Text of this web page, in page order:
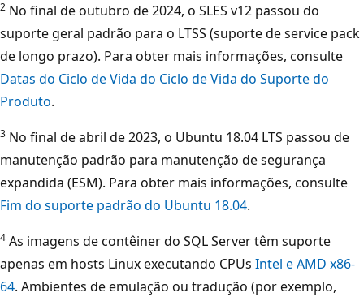
2 No final de outubro de 2024, o SLES v12 passou do
suporte geral padrão para o LTSS (suporte de service pack
de longo prazo). Para obter mais informações, consulte
Datas do Ciclo de Vida do Ciclo de Vida do Suporte do
Produto.
3 No final de abril de 2023, o Ubuntu 18.04 LTS passou de
manutenção padrão para manutenção de segurança
expandida (ESM). Para obter mais informações, consulte
Fim do suporte padrão do Ubuntu 18.04.
4 As imagens de contêiner do SQL Server têm suporte
apenas em hosts Linux executando CPUs Intel e AMD x86-
64. Ambientes de emulação ou tradução (por exemplo,